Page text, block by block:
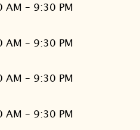
AM – 9:30 PM
AM – 9:30 PM
AM – 9:30 PM
AM – 9:30 PM